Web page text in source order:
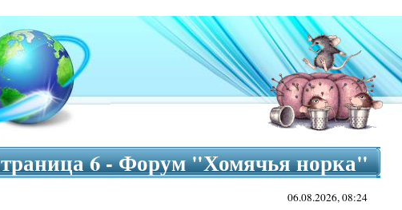
6 - Форум "Хомячья норка"
06.08.2026, 08:24